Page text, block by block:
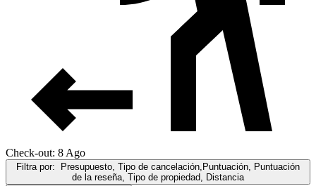
Check-out: 8 Ago
Filtra por:
Presupuesto, Tipo de cancelación,Puntuación, Puntuación
de la reseña, Tipo de propiedad, Distancia